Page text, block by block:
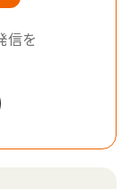
信を